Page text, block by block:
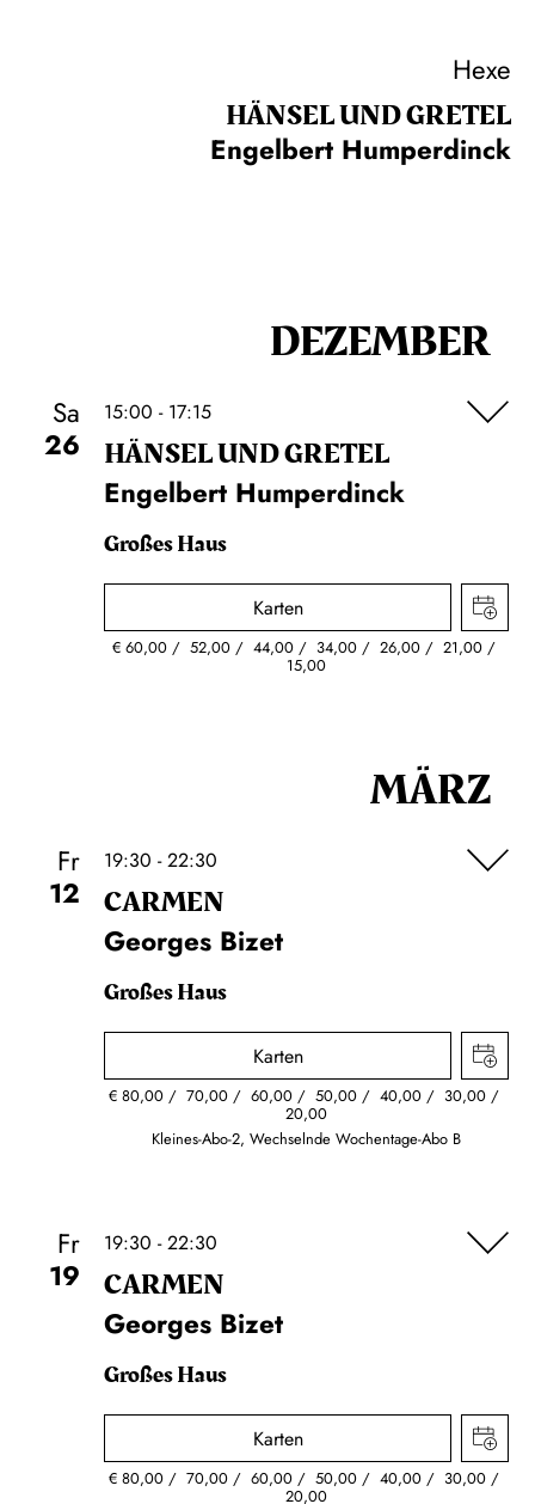
Hexe
HÄNSEL UND GRETEL
Engelbert Humperdinck
DEZEMBER
Sa
26
15:00 - 17:15
HÄNSEL UND GRETEL
Engelbert Humperdinck
Großes Haus
Karten
€60,00 52,00 44,00 34,00 26,00 21,00
15,00
MÄRZ
Fr
12
19:30 - 22:30
CARMEN
Georges Bizet
Großes Haus
Karten
€80,00 70,00 60,00 50,00 40,00 30,00
20,00
Kleines-Abo-2, Wechselnde Wochentage-Abo B
Fr
19
19:30 - 22:30
CARMEN
Georges Bizet
Großes Haus
Karten
€80,00 70,00 60,00 50,00 40,00 30,00
20,00